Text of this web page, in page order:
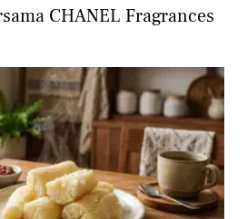
CHANEL Fragrances